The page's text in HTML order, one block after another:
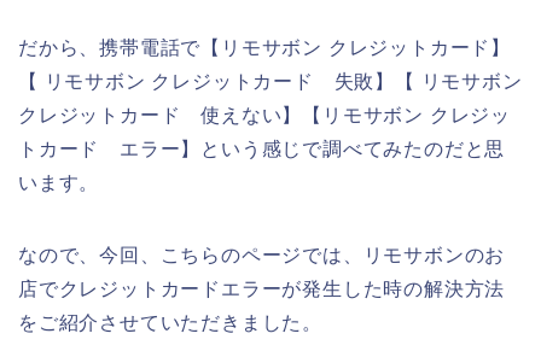
だから、携帯電話で【リモサボン クレジットカード】
【 リモサボン クレジットカード 失敗】【 リモサボン
クレジットカード 使えない】【リモサボン クレジッ
トカード エラー】という感じで調べてみたのだと思
います。
なので、今回、こちらのページでは、リモサボンのお
店でクレジットカードエラーが発生した時の解決方法
をご紹介させていただきました。